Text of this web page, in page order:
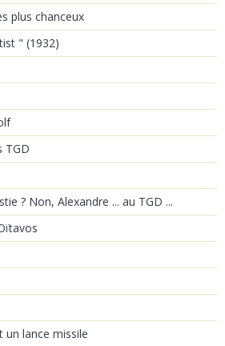
plus chanceux
" (1932)
TGD
? Non, Alexandre ... au TGD ...
lance missile